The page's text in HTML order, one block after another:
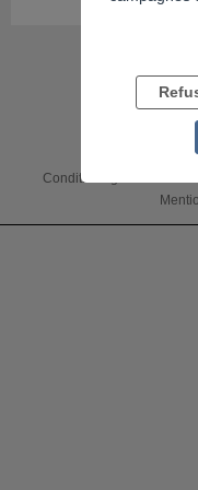
Conditions générales